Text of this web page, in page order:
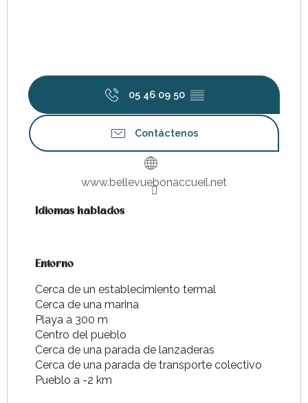
05 46 09 50 ▒▒
Contáctenos
www.bellevuebonaccueil.net
Idiomas hablados
Idiomas hablados
Entorno
Entorno
Cerca de un establecimiento termal
Cerca de una marina
Playa a 300 m
Centro del pueblo
Cerca de una parada de lanzaderas
Cerca de una parada de transporte colectivo
Pueblo a -2 km